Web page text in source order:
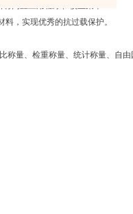
内置应用程序和校正菜单
，实现优秀的抗过载保护。
称量、检重称量、统计称量、自